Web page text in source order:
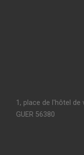
1, place de l'hôtel de
GUER 56380